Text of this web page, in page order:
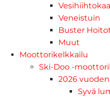
Veneistuin
Buster
Muut
Moottorikelkkailu
Ski-Doo -
2026
Syvä